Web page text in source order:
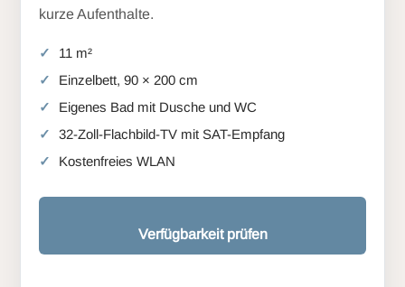
kurze Aufenthalte.
11 m²
Einzelbett, 90 × 200 cm
Eigenes Bad mit Dusche und WC
32-Zoll-Flachbild-TV mit SAT-Empfang
Kostenfreies WLAN
Verfügbarkeit prüfen